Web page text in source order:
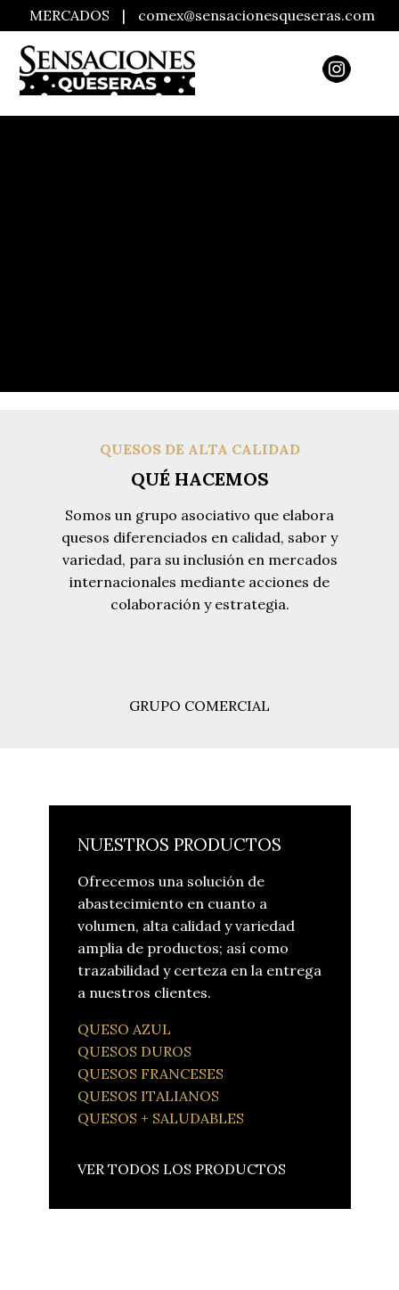
MERCADOS | comex@sensacionesqueseras.com
QUESOS DE ALTA CALIDAD
QUÉ HACEMOS
Somos un grupo asociativo que elabora
quesos diferenciados en calidad, sabor y
variedad, para su inclusión en mercados
internacionales mediante acciones de
colaboración y estrategia.
GRUPO COMERCIAL
NUESTROS PRODUCTOS
Ofrecemos una solución de
abastecimiento en cuanto a
volumen, alta calidad y variedad
amplia de productos; así como
trazabilidad y certeza en la entrega
a nuestros clientes.
QUESO AZUL
QUESOS DUROS
QUESOS FRANCESES
QUESOS ITALIANOS
QUESOS + SALUDABLES
VER TODOS LOS PRODUCTOS
GRUPO COMERCIAL
DON SANTIAGO
COTAHUA
PRODUCTOS
QUESOS ITALIANOS
QUESOS FRANCESES
QUESOS + SALUDABLES
QUESOS DUROS
QUESO AZUL
CONTACTO
ESPAÑOL DE ARGENTINA